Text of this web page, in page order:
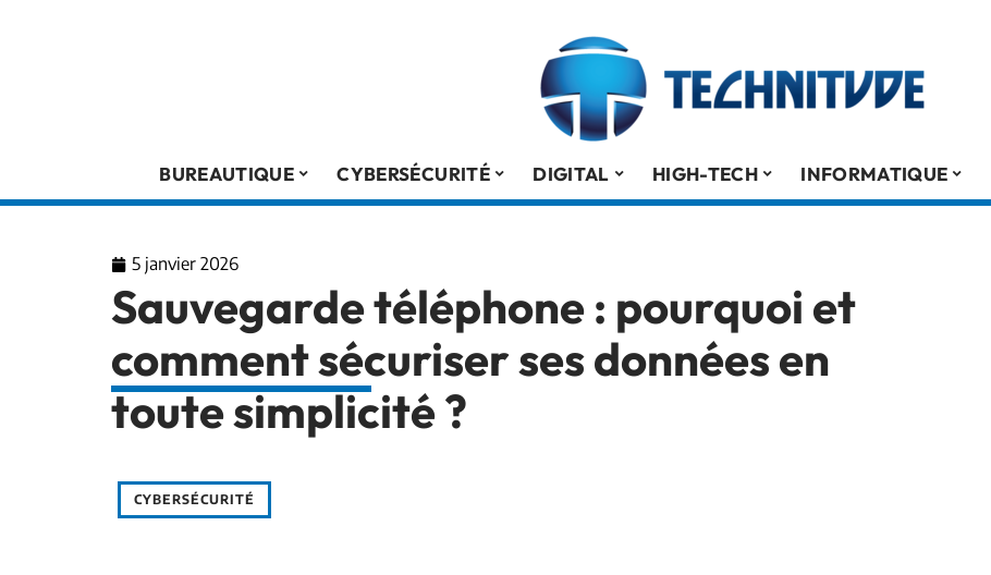
BUREAUTIQUE CYBERSÉCURITÉ DIGITAL HIGH-TECH INFORMATIQUE
5 janvier 2026
Sauvegarde téléphone : pourquoi et
comment sécuriser ses données en
toute simplicité ?
CYBERSÉCURITÉ